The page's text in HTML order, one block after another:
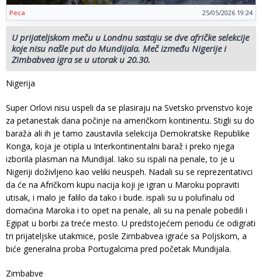
Peca 25/05/2026 19:24
U prijateljskom meču u Londnu sastaju se dve afričke selekcije
koje nisu našle put do Mundijala. Meč između Nigerije i
Zimbabvea igra se u utorak u 20.30.
Nigerija
Super Orlovi nisu uspeli da se plasiraju na Svetsko prvenstvo koje
za petanestak dana počinje na američkom kontinentu. Stigli su do
baraža ali ih je tamo zaustavila selekcija Demokratske Republike
Konga, koja je otipla u Interkontinentalni baraž i preko njega
izborila plasman na Mundijal. Iako su ispali na penale, to je u
Nigeriji doživljeno kao veliki neuspeh. Nadali su se reprezentativci
da će na Afričkom kupu nacija koji je igran u Maroku popraviti
utisak, i malo je falilo da tako i bude. ispali su u polufinalu od
domaćina Maroka i to opet na penale, ali su na penale pobedili i
Egipat u borbi za treće mesto. U predstojećem periodu će odigrati
tri prijateljske utakmice, posle Zimbabvea igraće sa Poljskom, a
biće generalna proba Portugalcima pred početak Mundijala.
Zimbabve